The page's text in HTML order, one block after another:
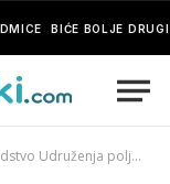
BIĆE BOLJE
komori: Tepić predsjednik Skupštine, Rosić vodi Izvršni odbor